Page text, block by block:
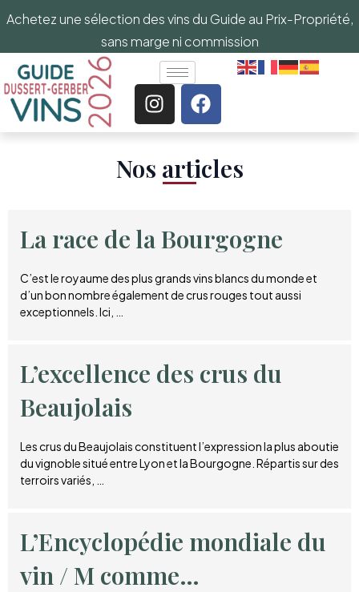
Achetez une sélection des vins du Guide au Prix-Propriété,
sans marge ni commission
Nos articles​
La race de la Bourgogne
C’est le royaume des plus grands vins blancs du monde et
d’un bon nombre également de crus rouges tout aussi
exceptionnels. Ici, …
L’excellence des crus du
Beaujolais
Les crus du Beaujolais constituent l’expression la plus aboutie
du vignoble situé entre Lyon et la Bourgogne. Répartis sur des
terroirs variés, …
L’Encyclopédie mondiale du
vin / M comme…